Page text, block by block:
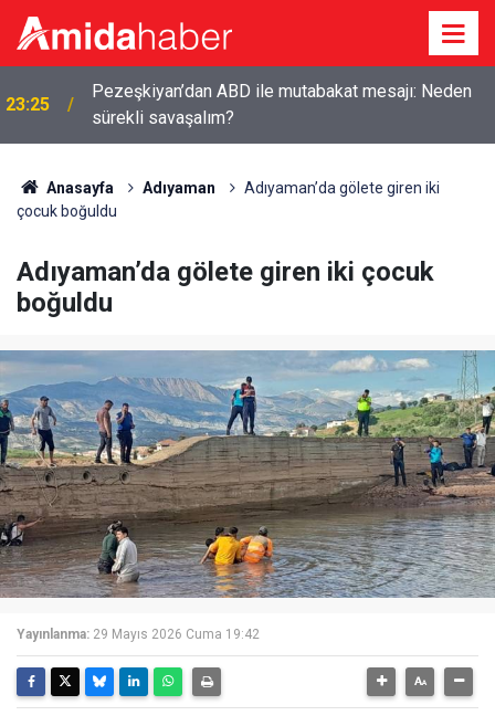
23:25
Pezeşkiyan’dan ABD ile mutabakat mesajı: Neden
sürekli savaşalım?
Anasayfa Adıyaman
Adıyaman’da gölete giren iki
çocuk boğuldu
Adıyaman’da gölete giren iki çocuk
boğuldu
Yayınlanma: 29 Mayıs 2026 Cuma 19:42